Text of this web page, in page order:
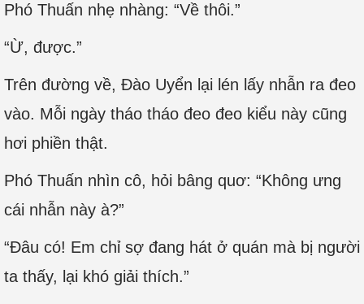
Phó Thuấn nhẹ nhàng: “Về thôi.”
“Ừ, được.”
Trên đường về, Đào Uyển lại lén lấy nhẫn ra đeo
vào. Mỗi ngày tháo tháo đeo đeo kiểu này cũng
hơi phiền thật.
Phó Thuấn nhìn cô, hỏi bâng quơ: “Không ưng
cái nhẫn này à?”
“Đâu có! Em chỉ sợ đang hát ở quán mà bị người
ta thấy, lại khó giải thích.”